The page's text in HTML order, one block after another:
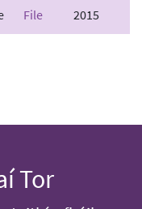
File 2015
Tor